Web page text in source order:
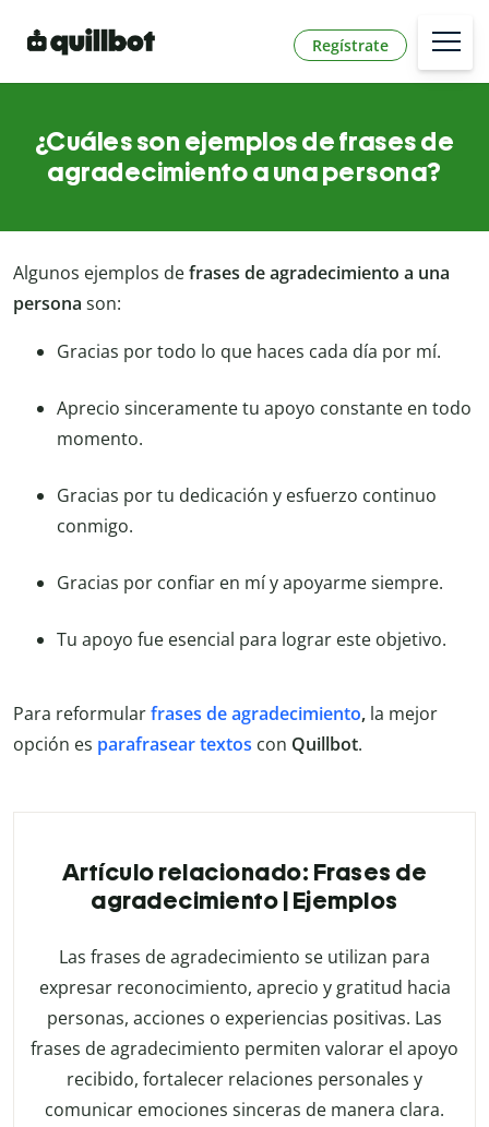
Regístrate
¿Cuáles son ejemplos de frases de
agradecimiento a una persona?
Algunos ejemplos defrases de agradecimiento a una
persona son:
Gracias por todo lo que haces cada día por mí.
Aprecio sinceramente tu apoyo constante en todo
momento.
Gracias por tu dedicación y esfuerzo continuo
conmigo.
Gracias por confiar en mí y apoyarme siempre.
Tu apoyo fue esencial para lograr este objetivo.
Para reformularfrases de agradecimiento, la mejor
opción es parafrasear textos con Quillbot.
Artículo relacionado: Frases de
agradecimiento | Ejemplos
Las frases de agradecimiento se utilizan para
expresar reconocimiento, aprecio y gratitud hacia
personas, acciones o experiencias positivas. Las
frases de agradecimiento permiten valorar el apoyo
recibido, fortalecer relaciones personales y
comunicar emociones sinceras de manera clara.